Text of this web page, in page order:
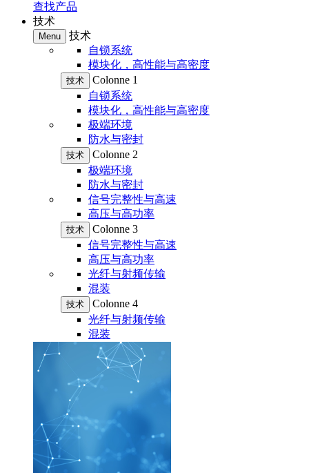
查找产品
技术
Menu
技术
自锁系统
模块化，高性能与高密度
技术
Colonne 1
自锁系统
模块化，高性能与高密度
极端环境
防水与密封
技术
Colonne 2
极端环境
防水与密封
信号完整性与高速
高压与高功率
技术
Colonne 3
信号完整性与高速
高压与高功率
光纤与射频传输
混装
技术
Colonne 4
光纤与射频传输
混装